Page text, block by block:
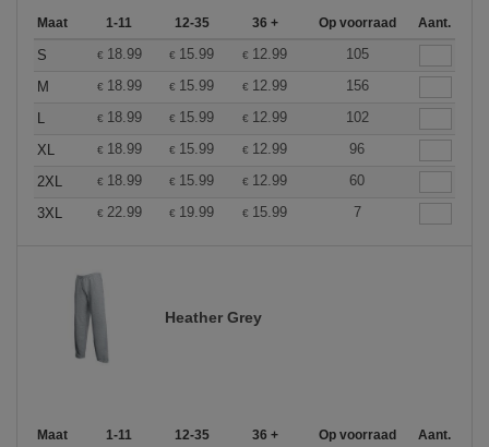
Maat 1-11 12-35 36 + Op voorraad Aant.
S € 18.99 € 15.99 € 12.99
105
M
€ 18.99 € 15.99 € 12.99
156
L
€ 18.99 € 15.99 € 12.99
102
XL
€ 18.99 € 15.99 € 12.99
96
2XL
€ 18.99 € 15.99 € 12.99
60
3XL
€ 22.99 € 19.99 € 15.99 7
Heather Grey
Maat 1-11 12-35 36 + Op voorraad Aant.